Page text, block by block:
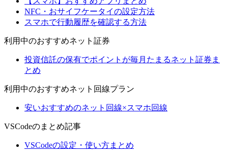
NFC・おサイフケータイの設定方法
スマホで行動履歴を確認する方法
利用中のおすすめネット証券
投資信託の保有でポイントが毎月たまるネット証券ま
とめ
利用中のおすすめネット回線プラン
安いおすすめのネット回線×スマホ回線
VSCodeのまとめ記事
VSCodeの設定・使い方まとめ